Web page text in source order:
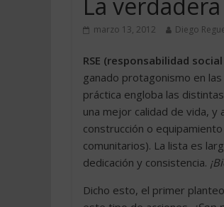
marzo 13, 2012 Diego
RSE (responsabilidad
ganado protagonismo en
práctica engloba las
una mejor calidad de vida,
construcción o
comunitarios). La lista es
dedicación y consistencia.
Dicho esto, el primer